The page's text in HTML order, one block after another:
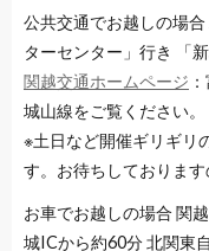
公共交通でお越しの場合
ターセンター」行き 「
関越交通ホームページ
城山線をご覧ください。
※土日など開催ギリギリ
す。お待ちしております
お車でお越しの場合 関
城ICから約60分 北関東